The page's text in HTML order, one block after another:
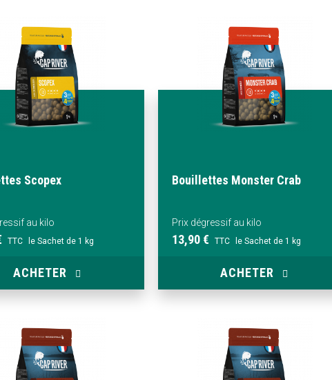
Scopex
au kilo
TTC le Sachet de 1 kg
ACHETER
Bouillettes Monster Crab
Prix dégressif au kilo
13,90 € TTC le Sachet de 1 kg
ACHETER